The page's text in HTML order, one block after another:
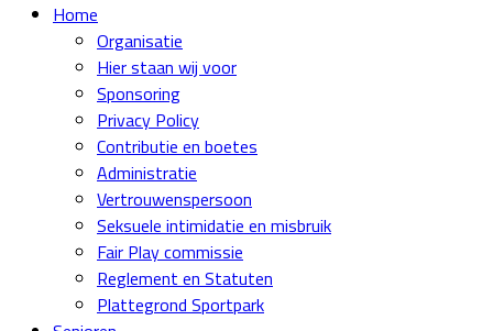
Home
Organisatie
Hier staan wij voor
Sponsoring
Privacy Policy
Contributie en boetes
Administratie
Vertrouwenspersoon
Seksuele intimidatie en misbruik
Fair Play commissie
Reglement en Statuten
Plattegrond Sportpark